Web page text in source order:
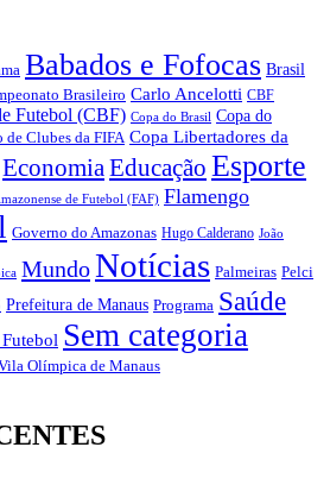
Babados e Fofocas Brasil
Brasileiro Carlo Ancelotti CBF
Futebol (CBF) Copa do Brasil Copa do
Clubes da FIFA Copa Libertadores da
Economia Educação Esporte
de Futebol (FAF) Flamengo
Governo do Amazonas Hugo Calderano João
MundoNotícias Palmeiras Pelci
Prefeitura de Manaus Programa Saúde
Sem categoria
Olímpica de Manaus